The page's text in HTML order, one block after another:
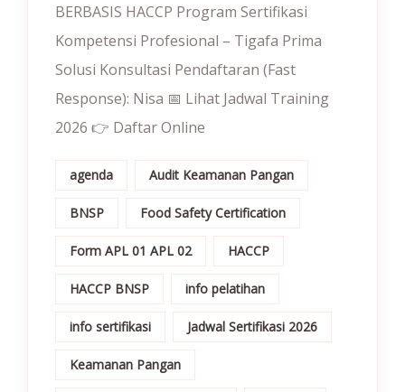
BERBASIS HACCP Program Sertifikasi
Kompetensi Profesional – Tigafa Prima
Solusi Konsultasi Pendaftaran (Fast
Response): Nisa 📅 Lihat Jadwal Training
2026 👉 Daftar Online
agenda Audit Keamanan Pangan
BNSP Food Safety Certification
Form APL 01 APL 02 HACCP
HACCP BNSP info pelatihan
info sertifikasi Jadwal Sertifikasi 2026
Keamanan Pangan